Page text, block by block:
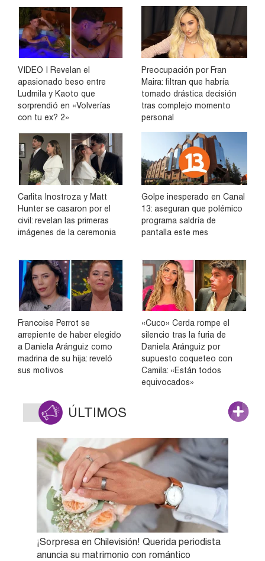
VIDEO | Revelan el
apasionado beso entre
Ludmila y Kaoto que
sorprendió en «Volverías
con tu ex? 2»
Preocupación por Fran
Maira: filtran que habría
tomado drástica decisión
tras complejo momento
personal
Carlita Inostroza y Matt
Hunter se casaron por el
civil: revelan las primeras
imágenes de la ceremonia
Golpe inesperado en Canal
13: aseguran que polémico
programa saldría de
pantalla este mes
Francoise Perrot se
arrepiente de haber elegido
a Daniela Aránguiz como
madrina de su hija: reveló
sus motivos
«Cuco» Cerda rompe el
silencio tras la furia de
Daniela Aránguiz por
supuesto coqueteo con
Camila: «Están todos
equivocados»
ÚLTIMOS
¡Sorpresa en Chilevisión! Querida periodista
anuncia su matrimonio con romántico